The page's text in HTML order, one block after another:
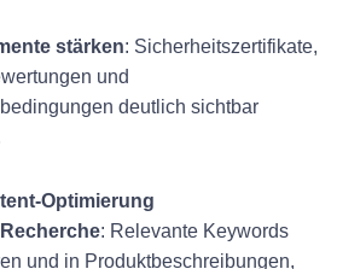
stärken: Sicherheitszertifikate,
und
deutlich sichtbar
Optimierung
: Relevante Keywords
und in Produktbeschreibungen,